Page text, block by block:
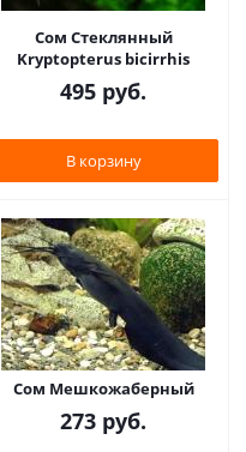
Сом Стеклянный
Kryptopterus bicirrhis
495 руб.
В корзину
Сом Мешкожаберный
273 руб.